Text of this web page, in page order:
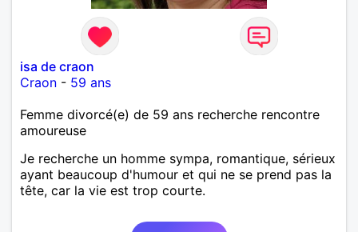
isa de craon
Craon - 59 ans
Femme divorcé(e) de 59 ans recherche rencontre
amoureuse
Je recherche un homme sympa, romantique, sérieux
ayant beaucoup d'humour et qui ne se prend pas la
tête, car la vie est trop courte.